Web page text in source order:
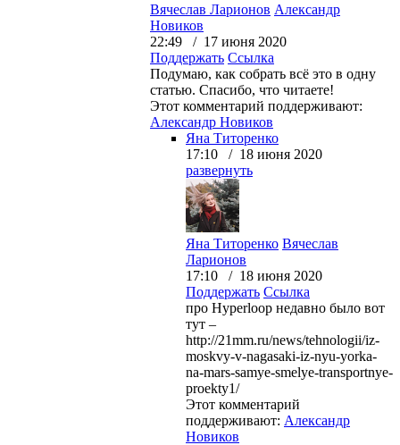
Вячеслав Ларионов Александр
Новиков
22:49 / 17 июня 2020
Поддержать Ссылка
Подумаю, как собрать всё это в одну
статью. Спасибо, что читаете!
Этот комментарий поддерживают:
Александр Новиков
Яна Титоренко
17:10 / 18 июня 2020
развернуть
Яна Титоренко Вячеслав
Ларионов
17:10 / 18 июня 2020
Поддержать Ссылка
про Hyperloop недавно было вот
тут –
http://21mm.ru/news/tehnologii/iz-
moskvy-v-nagasaki-iz-nyu-yorka-
na-mars-samye-smelye-transportnye-
proekty1/
Этот комментарий
поддерживают: Александр
Новиков